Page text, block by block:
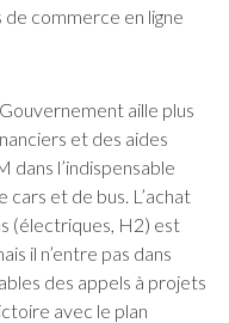
commerce en ligne
aille plus
et des aides
dans l’indispensable
et de bus. L’achat
(électriques, H2) est
il n’entre pas dans
des appels à projets
avec le plan